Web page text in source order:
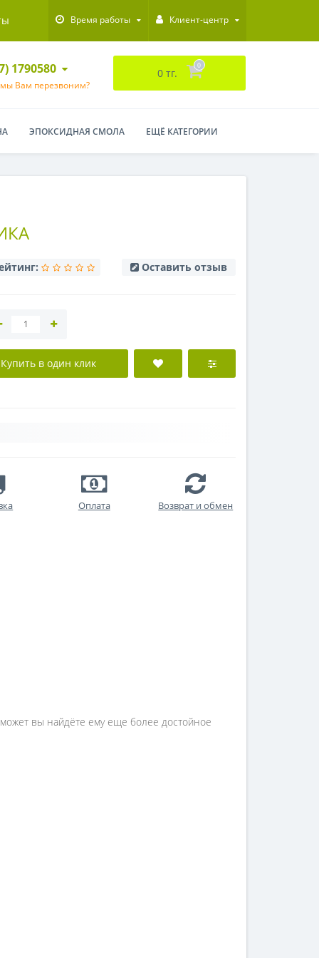
Время работы Клиент-центр
1790580
Вам перезвоним?
0 тг.
0
ЭПОКСИДНАЯ СМОЛА ЕЩЁ КАТЕГОРИИ
Оставить отзыв
Купить в один клик
Оплата Возврат и обмен
вы найдёте ему еще более достойное